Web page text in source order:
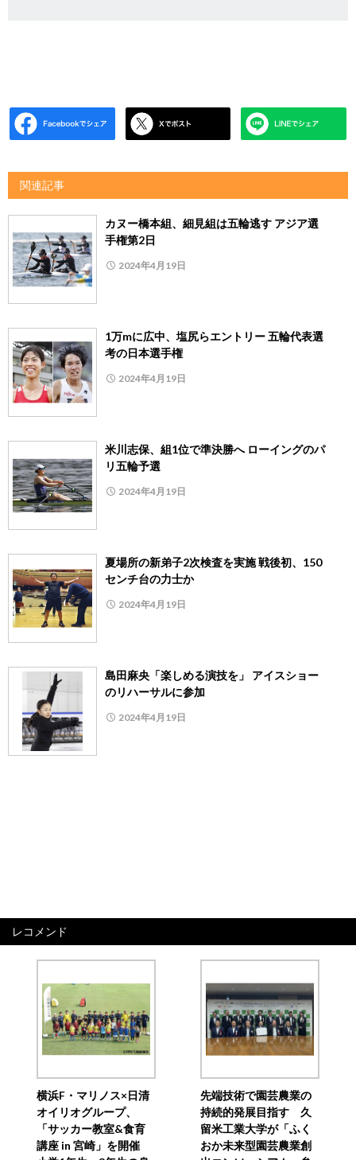
関連記事
カヌー橋本組、細見組は五輪逃す アジア選
手権第2日
2024年4月19日
1万mに広中、塩尻らエントリー 五輪代表選
考の日本選手権
2024年4月19日
米川志保、組1位で準決勝へ ローイングのパ
リ五輪予選
2024年4月19日
夏場所の新弟子2次検査を実施 戦後初、150
センチ台の力士か
2024年4月19日
島田麻央「楽しめる演技を」 アイスショー
のリハーサルに参加
2024年4月19日
レコメンド
横浜F・マリノス×日清
オイリオグループ、
「サッカー教室&食育
講座 in 宮崎」を開催
先端技術で園芸農業の
持続的発展目指す 久
留米工業大学が「ふく
おか未来型園芸農業創